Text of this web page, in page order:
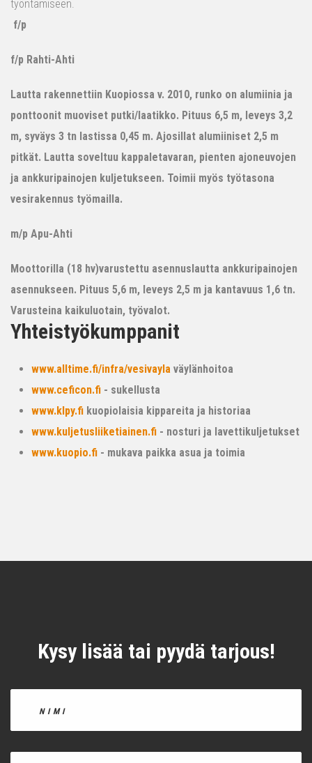
työntämiseen.
f/p
f/p Rahti-Ahti
Lautta rakennettiin Kuopiossa v. 2010, runko on alumiinia ja
ponttoonit muoviset putki/laatikko. Pituus 6,5 m, leveys 3,2
m, syväys 3 tn lastissa 0,45 m. Ajosillat alumiiniset 2,5 m
pitkät. Lautta soveltuu kappaletavaran, pienten ajoneuvojen
ja ankkuripainojen kuljetukseen. Toimii myös työtasona
vesirakennus työmailla.
m/p Apu-Ahti
Moottorilla (18 hv)varustettu asennuslautta ankkuripainojen
asennukseen. Pituus 5,6 m, leveys 2,5 m ja kantavuus 1,6 tn.
Varusteina kaikuluotain, työvalot.
Yhteistyökumppanit
www.alltime.fi/infra/vesivayla väylänhoitoa
www.ceficon.fi - sukellusta
www.klpy.fi kuopiolaisia kippareita ja historiaa
www.kuljetusliiketiainen.fi - nosturi ja lavettikuljetukset
www.kuopio.fi - mukava paikka asua ja toimia
Kysy lisää tai pyydä tarjous!